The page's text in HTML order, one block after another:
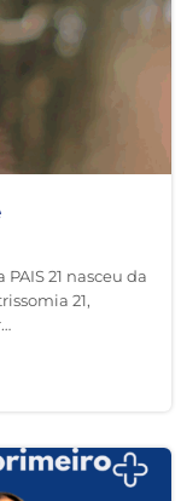
21 nasceu da
21,